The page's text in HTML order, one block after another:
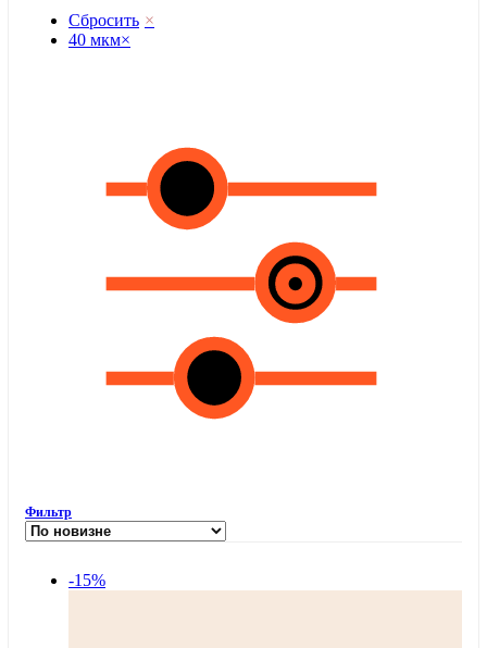
Сбросить ×
40 мкм×
Фильтр
-15%